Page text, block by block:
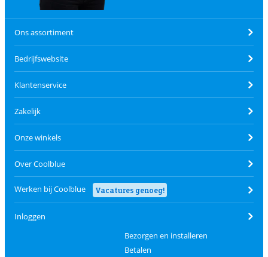
Ons assortiment
Bedrijfswebsite
Klantenservice
Zakelijk
Onze winkels
Over Coolblue
Werken bij Coolblue Vacatures genoeg!
Inloggen
Bezorgen en installeren
Betalen